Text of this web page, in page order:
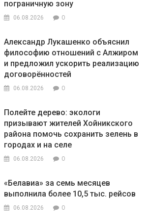
пограничную зону
06.08.2026 0
Александр Лукашенко объяснил
философию отношений с Алжиром
и предложил ускорить реализацию
договорённостей
06.08.2026 0
Полейте дерево: экологи
призывают жителей Хойникского
района помочь сохранить зелень в
городах и на селе
06.08.2026 0
«Белавиа» за семь месяцев
выполнила более 10,5 тыс. рейсов
06.08.2026 0